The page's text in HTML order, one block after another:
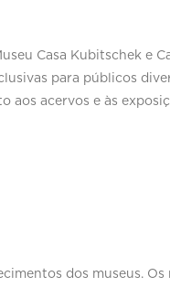
Casa Kubitschek e
para públicos
acervos e às
dos museus.